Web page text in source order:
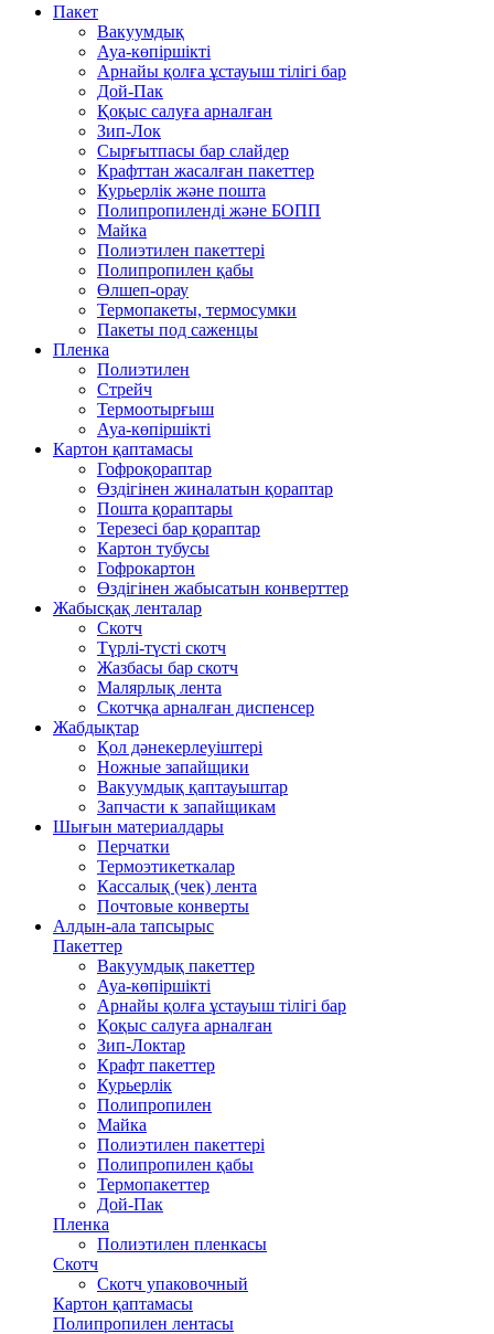
Пакет
Вакуумдық
Ауа-көпіршікті
Арнайы қолға ұстауыш тілігі бар
Дой-Пак
Қоқыс салуға арналған
Зип-Лок
Сырғытпасы бар слайдер
Крафттан жасалған пакеттер
Курьерлік және пошта
Полипропиленді және БОПП
Майка
Полиэтилен пакеттері
Полипропилен қабы
Өлшеп-орау
Термопакеты, термосумки
Пакеты под саженцы
Пленка
Полиэтилен
Стрейч
Термоотырғыш
Ауа-көпіршікті
Картон қаптамасы
Гофроқораптар
Өздігінен жиналатын қораптар
Пошта қораптары
Терезесі бар қораптар
Картон тубусы
Гофрокартон
Өздігінен жабысатын конверттер
Жабысқақ ленталар
Скотч
Түрлі-түсті скотч
Жазбасы бар скотч
Малярлық лента
Скотчқа арналған диспенсер
Жабдықтар
Қол дәнекерлеуіштері
Ножные запайщики
Вакуумдық қаптауыштар
Запчасти к запайщикам
Шығын материалдары
Перчатки
Термоэтикеткалар
Кассалық (чек) лента
Почтовые конверты
Алдын-ала тапсырыс
Пакеттер
Вакуумдық пакеттер
Ауа-көпіршікті
Арнайы қолға ұстауыш тілігі бар
Қоқыс салуға арналған
Зип-Локтар
Крафт пакеттер
Курьерлік
Полипропилен
Майка
Полиэтилен пакеттері
Полипропилен қабы
Термопакеттер
Дой-Пак
Пленка
Полиэтилен пленкасы
Скотч
Скотч упаковочный
Картон қаптамасы
Полипропилен лентасы